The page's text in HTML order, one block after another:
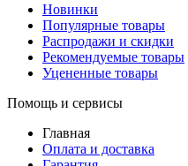
Новинки
Популярные товары
Распродажи и скидки
Рекомендуемые товары
Уцененные товары
Помощь и сервисы
Главная
Оплата и доставка